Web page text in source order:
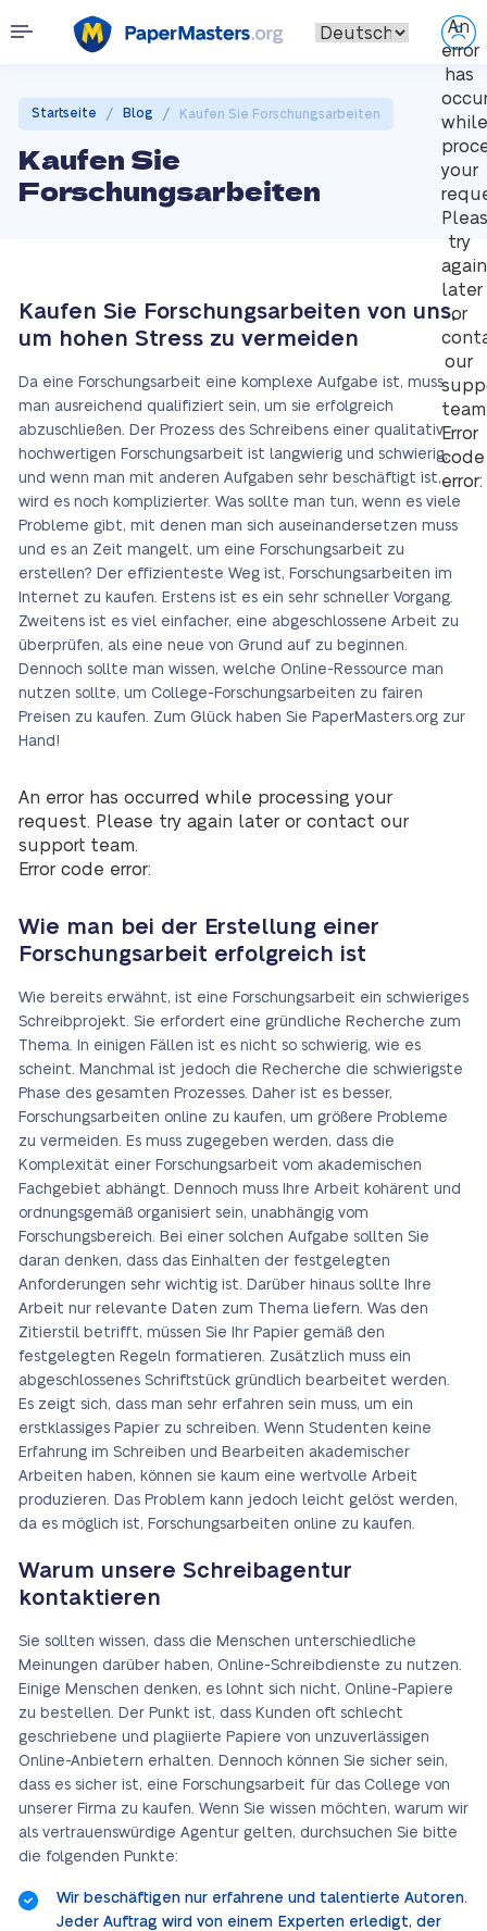
An
error
has
while
your
try
again
later
or
our
Error
code
error:
Startseite / Blog / Kaufen Sie Forschungsarbeiten
Kaufen Sie
Forschungsarbeiten
Kaufen Sie Forschungsarbeiten von uns,
um hohen Stress zu vermeiden
Da eine Forschungsarbeit eine komplexe Aufgabe ist, muss
man ausreichend qualifiziert sein, um sie erfolgreich
abzuschließen. Der Prozess des Schreibens einer qualitativ
hochwertigen Forschungsarbeit ist langwierig und schwierig,
und wenn man mit anderen Aufgaben sehr beschäftigt ist,
wird es noch komplizierter. Was sollte man tun, wenn es viele
Probleme gibt, mit denen man sich auseinandersetzen muss
und es an Zeit mangelt, um eine Forschungsarbeit zu
erstellen? Der effizienteste Weg ist, Forschungsarbeiten im
Internet zu kaufen. Erstens ist es ein sehr schneller Vorgang.
Zweitens ist es viel einfacher, eine abgeschlossene Arbeit zu
überprüfen, als eine neue von Grund auf zu beginnen.
Dennoch sollte man wissen, welche Online-Ressource man
nutzen sollte, um College-Forschungsarbeiten zu fairen
Preisen zu kaufen. Zum Glück haben Sie PaperMasters.org zur
Hand!
An error has occurred while processing your
request. Please try again later or contact our
support team.
Error code error:
Wie man bei der Erstellung einer
Forschungsarbeit erfolgreich ist
Wie bereits erwähnt, ist eine Forschungsarbeit ein schwieriges
Schreibprojekt. Sie erfordert eine gründliche Recherche zum
Thema. In einigen Fällen ist es nicht so schwierig, wie es
scheint. Manchmal ist jedoch die Recherche die schwierigste
Phase des gesamten Prozesses. Daher ist es besser,
Forschungsarbeiten online zu kaufen, um größere Probleme
zu vermeiden. Es muss zugegeben werden, dass die
Komplexität einer Forschungsarbeit vom akademischen
Fachgebiet abhängt. Dennoch muss Ihre Arbeit kohärent und
ordnungsgemäß organisiert sein, unabhängig vom
Forschungsbereich. Bei einer solchen Aufgabe sollten Sie
daran denken, dass das Einhalten der festgelegten
Anforderungen sehr wichtig ist. Darüber hinaus sollte Ihre
Arbeit nur relevante Daten zum Thema liefern. Was den
Zitierstil betrifft, müssen Sie Ihr Papier gemäß den
festgelegten Regeln formatieren. Zusätzlich muss ein
abgeschlossenes Schriftstück gründlich bearbeitet werden.
Es zeigt sich, dass man sehr erfahren sein muss, um ein
erstklassiges Papier zu schreiben. Wenn Studenten keine
Erfahrung im Schreiben und Bearbeiten akademischer
Arbeiten haben, können sie kaum eine wertvolle Arbeit
produzieren. Das Problem kann jedoch leicht gelöst werden,
da es möglich ist, Forschungsarbeiten online zu kaufen.
Warum unsere Schreibagentur
kontaktieren
Sie sollten wissen, dass die Menschen unterschiedliche
Meinungen darüber haben, Online-Schreibdienste zu nutzen.
Einige Menschen denken, es lohnt sich nicht, Online-Papiere
zu bestellen. Der Punkt ist, dass Kunden oft schlecht
geschriebene und plagiierte Papiere von unzuverlässigen
Online-Anbietern erhalten. Dennoch können Sie sicher sein,
dass es sicher ist, eine Forschungsarbeit für das College von
unserer Firma zu kaufen. Wenn Sie wissen möchten, warum wir
als vertrauenswürdige Agentur gelten, durchsuchen Sie bitte
die folgenden Punkte:
Wir beschäftigen nur erfahrene und talentierte Autoren.
Jeder Auftrag wird von einem Experten erledigt, der